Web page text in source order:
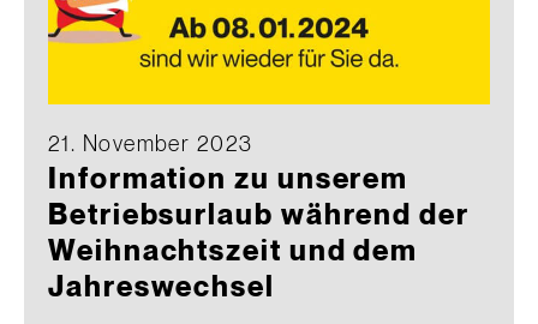
21. November 2023
Information zu unserem
Betriebsurlaub während der
Weihnachtszeit und dem
Jahreswechsel